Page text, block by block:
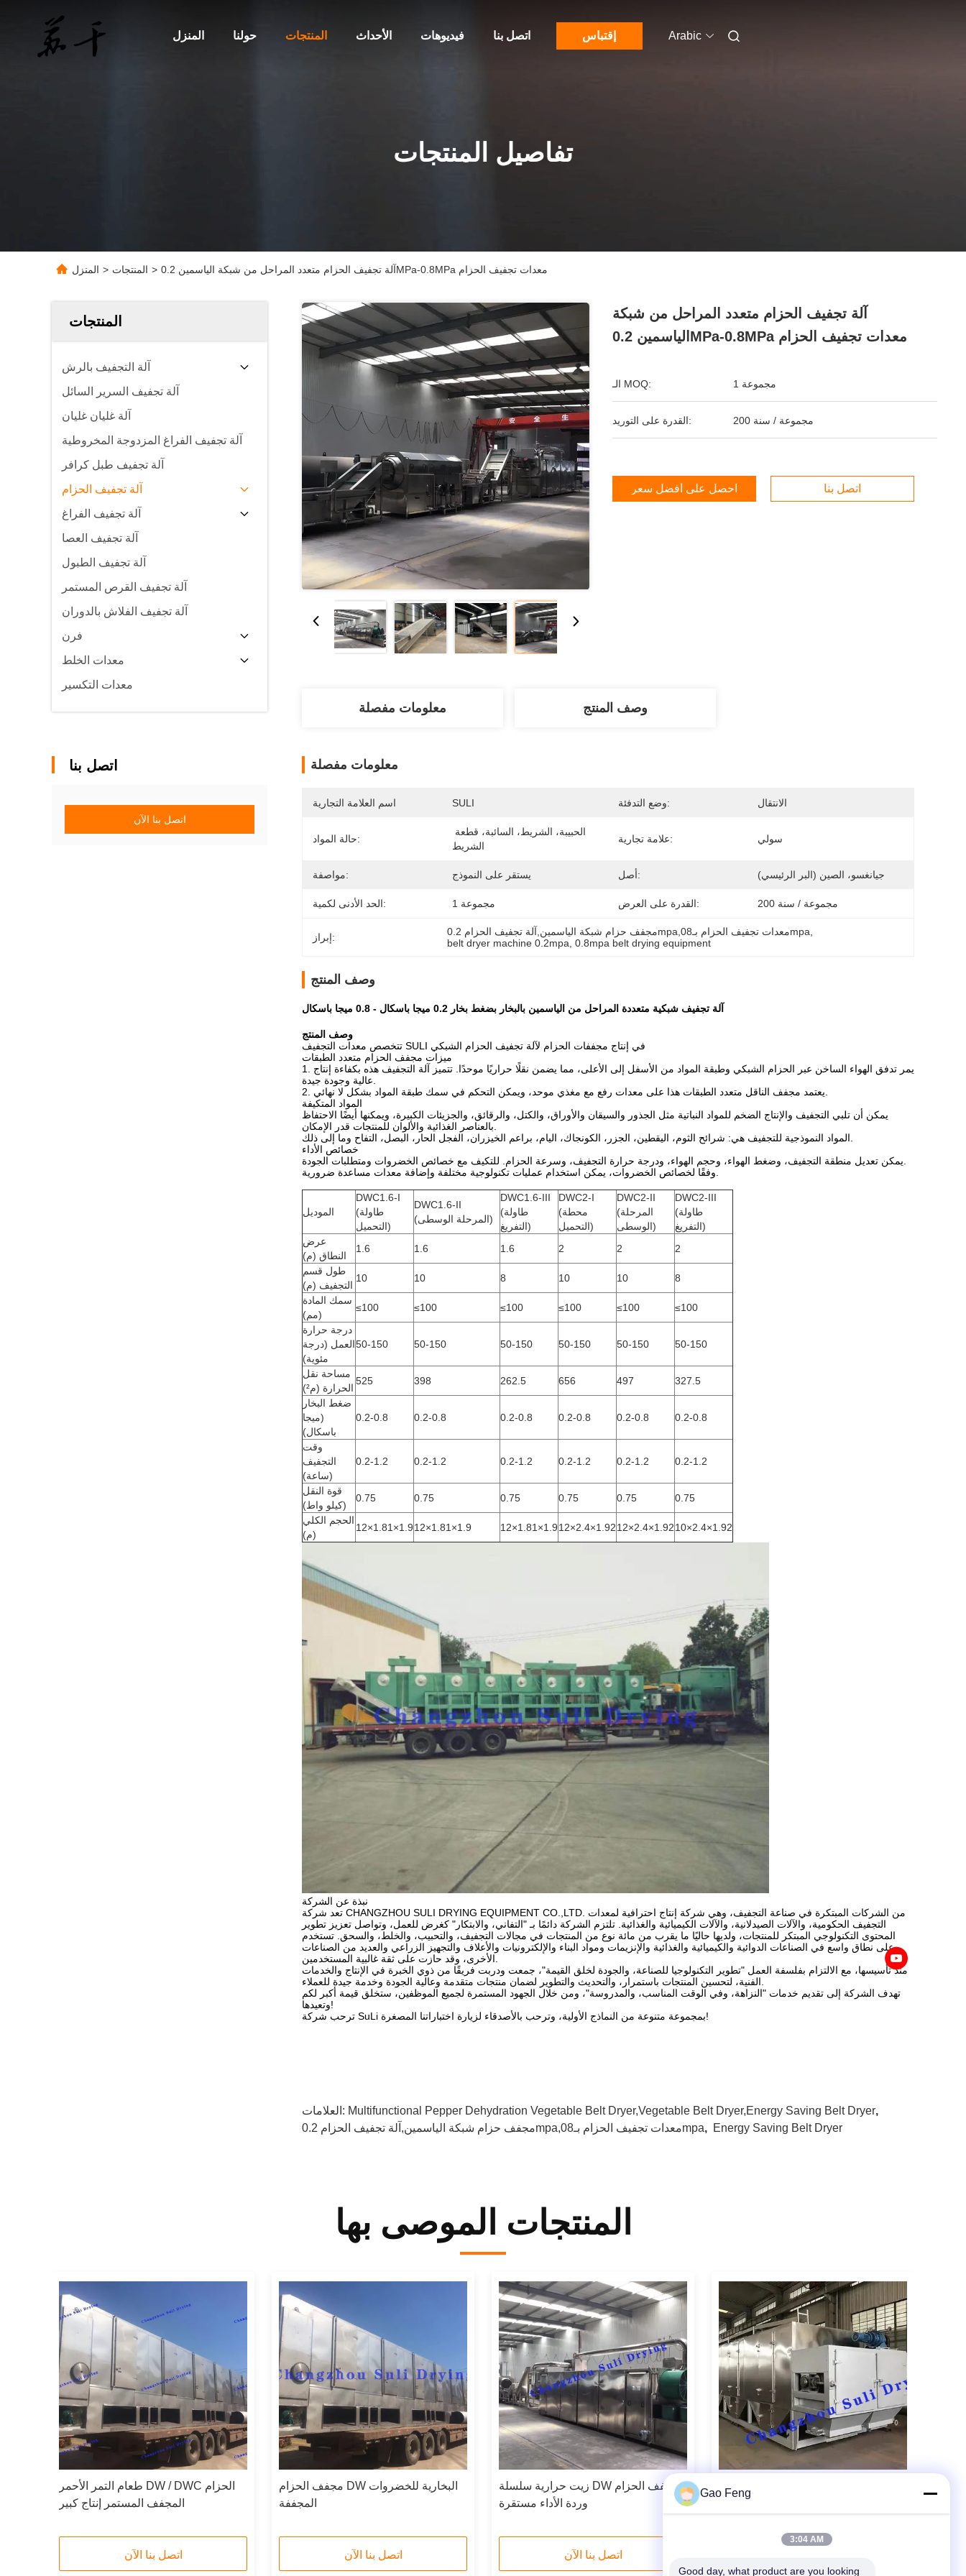
المنزل حولنا المنتجات الأحداث فيديوهات اتصل بنا إقتباس Arabic
تفاصيل المنتجات
المنزل > المنتجات > آلة تجفيف الحزام متعدد المراحل من شبكة الياسمين 0.2MPa-0.8MPa معدات تجفيف الحزام
المنتجات
آلة التجفيف بالرش
آلة تجفيف السرير السائل
آلة غليان غليان
آلة تجفيف الفراغ المزدوجة المخروطية
آلة تجفيف طبل كرافر
آلة تجفيف الحزام
آلة تجفيف الفراغ
آلة تجفيف العصا
آلة تجفيف الطبول
آلة تجفيف القرص المستمر
آلة تجفيف الفلاش بالدوران
فرن
معدات الخلط
معدات التكسير
اتصل بنا
اتصل بنا الآن
آلة تجفيف الحزام متعدد المراحل من شبكة
الياسمين 0.2MPa-0.8MPa معدات تجفيف الحزام
الـ MOQ: 1 مجموعة
القدرة على التوريد: 200 مجموعة / سنة
احصل على أفضل سعر اتصل بنا
معلومات مفصلة وصف المنتج
معلومات مفصلة
اسم العلامة التجارية SULI وضع التدفئة: الانتقال
حالة المواد:
الشريط
علامة تجارية: سولي
مواصفة: يستقر على النموذج أصل: جيانغسو، الصين (البر الرئيسي)
الحد الأدنى لكمية: 1 مجموعة القدرة على العرض: 200 مجموعة / سنة
إبراز: مجفف حزام شبكة الياسمين,آلة تجفيف الحزام 0.2mpa,0معدات تجفيف الحزام بـ8mpa
belt dryer machine 0.2mpa , 0.8mpa belt drying equipment
وصف المنتج
آلة تجفيف شبكية متعددة المراحل من الياسمين بالبخار بضغط بخار 0.2 ميجا باسكال - 0.8 ميجا باسكال
وصف المنتج
تتخصص معدات التجفيف SULI في إنتاج مجففات الحزام لآلة تجفيف الحزام الشبكي
ميزات مجفف الحزام متعدد الطبقات
1. يمر تدفق الهواء الساخن عبر الحزام الشبكي وطبقة المواد من الأسفل إلى الأعلى، مما يضمن نقلًا حراريًا موحدًا. تتميز آلة التجفيف هذه بكفاءة إنتاج
المواد المتكيفة
يمكن أن تلبي التجفيف والإنتاج الضخم للمواد النباتية مثل الجذور والسيقان والأوراق، والكتل، والرقائق، والجزيئات الكبيرة، ويمكنها أيضًا الاحتفاظ
خصائص الأداء
الموديل
DWC1.6-I
(طاولة
التحميل)
DWC1.6-II
(المرحلة الوسطى)
DWC1.6-III
(طاولة
التفريغ)
DWC2-I
(محطة
التحميل)
DWC2-II
(المرحلة
الوسطى)
DWC2-III
(طاولة
التفريغ)
عرض
النطاق (م)
1.6 1.6 1.6 2 2
2
طول قسم
التجفيف (م)
10 10 8 10 10
8
سمك المادة
(مم)
≤100 ≤100 ≤100 ≤100 ≤100
≤100
درجة حرارة
العمل (درجة
مئوية)
50-150 50-150 50-150 50-150 50-150 50-150
مساحة نقل
الحرارة (م²)
525 398 262.5 656 497
327.5
ضغط البخار
(ميجا
باسكال)
0.2-0.8 0.2-0.8 0.2-0.8 0.2-0.8 0.2-0.8 0.2-0.8
وقت
التجفيف
(ساعة)
0.2-1.2 0.2-1.2 0.2-1.2 0.2-1.2 0.2-1.2 0.2-1.2
قوة النقل
(كيلو واط)
0.75 0.75 0.75 0.75 0.75
0.75
الحجم الكلي
(م)
12×1.81×1.912×1.81×1.9 12×1.81×1.912×2.4×1.9212×2.4×1.9210×2.4×1.92
نبذة عن الشركة
تعد شركة CHANGZHOU SULI DRYING EQUIPMENT CO.,LTD. من الشركات المبتكرة في صناعة التجفيف، وهي شركة إنتاج احترافية لمعدات
التجفيف الحكومية، والآلات الصيدلانية، والآلات الكيميائية والغذائية. تلتزم الشركة دائمًا بـ "التفاني، والابتكار" كغرض للعمل، وتواصل تعزيز تطوير
المحتوى التكنولوجي المبتكر للمنتجات، ولديها حاليًا ما يقرب من مائة نوع من المنتجات في مجالات التجفيف، والتحبيب، والخلط، والسحق. تستخدم
على نطاق واسع في الصناعات الدوائية والكيميائية والغذائية والإنزيمات ومواد البناء والإلكترونيات والأعلاف والتجهيز الزراعي والعديد من الصناعات
منذ تأسيسها، مع الالتزام بفلسفة العمل "تطوير التكنولوجيا للصناعة، والجودة لخلق القيمة"، جمعت ودربت فريقًا من ذوي الخبرة في الإنتاج والخدمات
تهدف الشركة إلى تقديم خدمات "النزاهة، وفي الوقت المناسب، والمدروسة"، ومن خلال الجهود المستمرة لجميع الموظفين، ستخلق قيمة أكبر لكم
وتعيدها!
ترحب شركة SuLi بمجموعة متنوعة من النماذج الأولية، وترحب بالأصدقاء لزيارة اختباراتنا المصغرة!
العلامات: Multifunctional Pepper Dehydration Vegetable Belt Dryer,Vegetable Belt Dryer,Energy Saving Belt Dryer,
مجفف حزام شبكة الياسمين,آلة تجفيف الحزام 0.2mpa,0معدات تجفيف الحزام بـ8mpa, Energy Saving Belt Dryer
المنتجات الموصى بها
طعام التمر الأحمر DW / DWC الحزام
المجفف المستمر إنتاج كبير
اتصل بنا الآن
مجفف الحزام DW البخارية للخضروات
المجففة
اتصل بنا الآن
زيت حرارية سلسلة DW مجفف الحزام
وردة الأداء مستقرة
اتصل بنا الآن
نظام تحكم PLC HMI المتقدم DW /
DWC غليان كربون نشط متعدد الطبقات
Gao Feng
3:04 AM
Good day, what product are you looking